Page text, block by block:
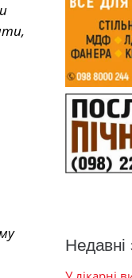
Недавні